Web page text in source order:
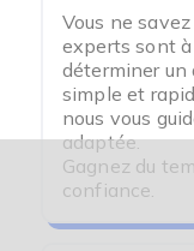
Vous ne
experts sont
déterminer un
simple et
nous vous
adaptée.
Gagnez du
confiance.